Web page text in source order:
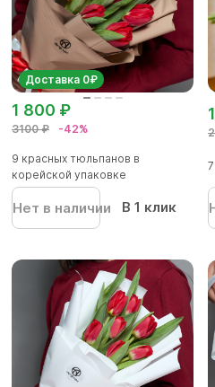
Доставка 0₽
3100 ₽ -42%
1 800 ₽
9 красных тюльпанов в
корейской упаковке
Нет в наличии В 1 клик